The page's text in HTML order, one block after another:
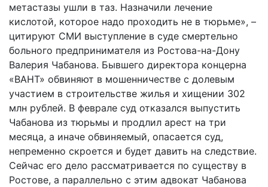
метастазы ушли в таз. Назначили лечение
кислотой, которое надо проходить не в тюрьме», –
цитируют СМИ выступление в суде смертельно
больного предпринимателя из Ростова-на-Дону
Валерия Чабанова. Бывшего директора концерна
«ВАНТ» обвиняют в мошенничестве с долевым
участием в строительстве жилья и хищении 302
млн рублей. В феврале суд отказался выпустить
Чабанова из тюрьмы и продлил арест на три
месяца, а иначе обвиняемый, опасается суд,
непременно скроется и будет давить на следствие.
Сейчас его дело рассматривается по существу в
Ростове, а параллельно с этим адвокат Чабанова